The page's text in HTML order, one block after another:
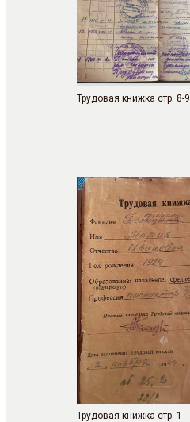
Трудовая книжка стр. 8-9
Трудовая книжка стр. 1